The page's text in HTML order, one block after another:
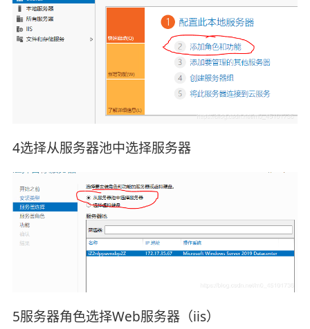
4选择从服务器池中选择服务器
5服务器角色选择Web服务器（iis）